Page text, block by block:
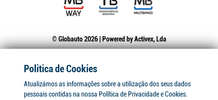
© Globauto 2026 | Powered byActivex, Lda
Politica de Cookies
Atualizámos as informações sobre a utilização dos seus dados
pessoais contidas na nossa Política de Privacidade e Cookies.